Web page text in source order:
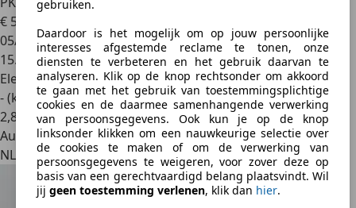
gebruiken.
Daardoor is het mogelijk om op jouw persoonlijke
interesses afgestemde reclame te tonen, onze
diensten te verbeteren en het gebruik daarvan te
analyseren. Klik op de knop rechtsonder om akkoord
te gaan met het gebruik van toestemmingsplichtige
cookies en de daarmee samenhangende verwerking
van persoonsgegevens. Ook kun je op de knop
linksonder klikken om een nauwkeurige selectie over
de cookies te maken of om de verwerking van
persoonsgegevens te weigeren, voor zover deze op
basis van een gerechtvaardigd belang plaatsvindt. Wil
jij geen toestemming verlenen, klik dan hier.
€ 59.440
05/2025
15.447 km
Elektrisch
- (kWh/100 km)
2,8
Autobedrijf
NL 7821 CA